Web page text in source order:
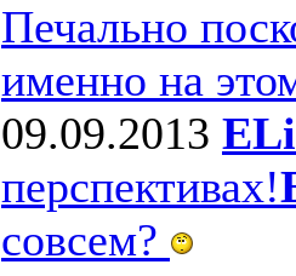
Печально
именно на
09.09.2013 ELi
перспективах!
совсем?